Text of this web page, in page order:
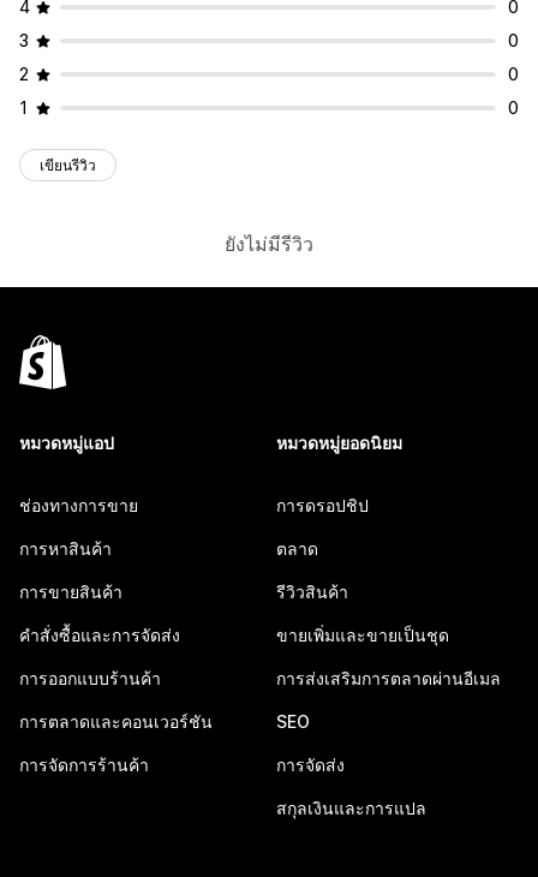
4
0
3
0
2
0
1
0
เขียนรีวิว
ยังไม่มีรีวิว
หมวดหมู่แอป
ช่องทางการขาย
การหาสินค้า
การขายสินค้า
คำสั่งซื้อและการจัดส่ง
การออกแบบร้านค้า
การตลาดและคอนเวอร์ชัน
การจัดการร้านค้า
หมวดหมู่ยอดนิยม
การดรอปชิป
ตลาด
รีวิวสินค้า
ขายเพิ่มและขายเป็นชุด
การส่งเสริมการตลาดผ่านอีเมล
SEO
การจัดส่ง
สกุลเงินและการแปล